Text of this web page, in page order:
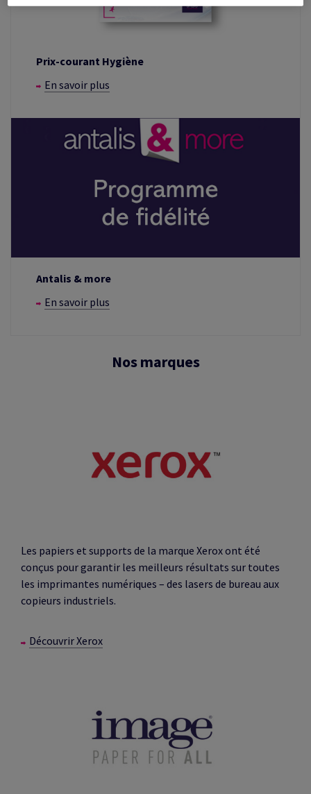
Prix-courant Hygiène
En savoir plus
Antalis & more
En savoir plus
Nos marques
Les papiers et supports de la marque Xerox ont été
conçus pour garantir les meilleurs résultats sur toutes
les imprimantes numériques – des lasers de bureau aux
copieurs industriels.
Découvrir Xerox